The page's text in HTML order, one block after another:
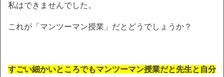
私はできませんでした。
これが「マンツーマン授業」だとどうでしょうか？
すごい細かいところでもマンツーマン授業だと先生と自分